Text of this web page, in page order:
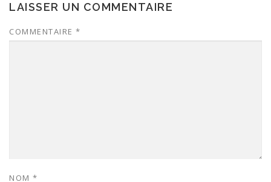
LAISSER UN COMMENTAIRE
COMMENTAIRE *
NOM *